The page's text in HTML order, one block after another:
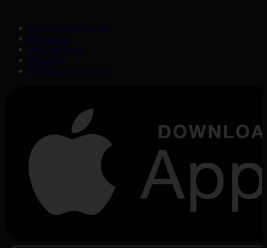
Корпорация туралы
Байланыс
Дистрибуция
Жарнама
Редакция стандарты